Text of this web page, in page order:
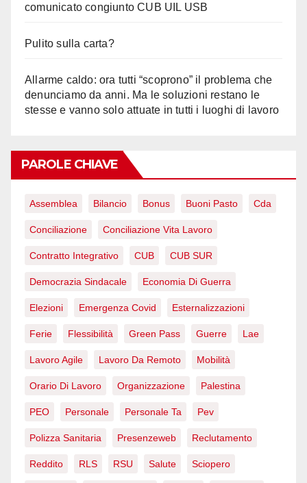
comunicato congiunto CUB UIL USB
Pulito sulla carta?
Allarme caldo: ora tutti “scoprono” il problema che
denunciamo da anni. Ma le soluzioni restano le
stesse e vanno solo attuate in tutti i luoghi di lavoro
PAROLE CHIAVE
Assemblea Bilancio Bonus Buoni Pasto Cda
Conciliazione Conciliazione Vita Lavoro
Contratto Integrativo CUB CUB SUR
Democrazia Sindacale Economia Di Guerra
Elezioni Emergenza Covid Esternalizzazioni
Ferie Flessibilità Green Pass Guerre Lae
Lavoro Agile Lavoro Da Remoto Mobilità
Orario Di Lavoro Organizzazione Palestina
PEO Personale Personale Ta Pev
Polizza Sanitaria Presenzeweb Reclutamento
Reddito RLS RSU Salute Sciopero